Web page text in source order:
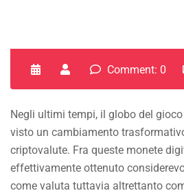
Comment: 0
Negli ultimi tempi, il globo del gioco
visto un cambiamento
criptovalute. Fra queste monete
effettivamente ottenuto
come valuta tuttavia altrettanto